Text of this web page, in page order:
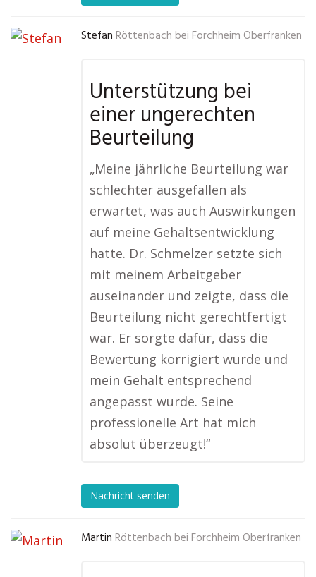
Stefan Röttenbach bei Forchheim Oberfranken
Unterstützung bei
einer ungerechten
Beurteilung
„Meine jährliche Beurteilung war
schlechter ausgefallen als
erwartet, was auch Auswirkungen
auf meine Gehaltsentwicklung
hatte. Dr. Schmelzer setzte sich
mit meinem Arbeitgeber
auseinander und zeigte, dass die
Beurteilung nicht gerechtfertigt
war. Er sorgte dafür, dass die
Bewertung korrigiert wurde und
mein Gehalt entsprechend
angepasst wurde. Seine
professionelle Art hat mich
absolut überzeugt!“
Nachricht senden
Martin Röttenbach bei Forchheim Oberfranken